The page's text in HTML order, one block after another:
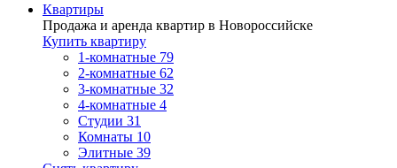
Квартиры
Продажа и аренда квартир в Новороссийске
Купить квартиру
1-комнатные 79
2-комнатные 62
3-комнатные 32
4-комнатные 4
Студии 31
Комнаты 10
Элитные 39